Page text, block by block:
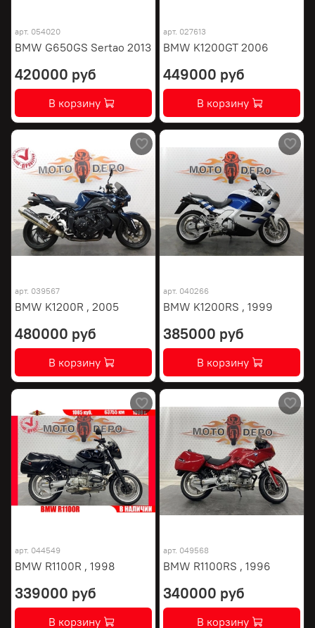
арт. 054020
BMW G650GS Sertao 2013
420000 руб
В корзину
арт. 027613
BMW K1200GT 2006
449000 руб
В корзину
арт. 039567
BMW K1200R , 2005
480000 руб
В корзину
арт. 040266
BMW K1200RS , 1999
385000 руб
В корзину
арт. 044549
BMW R1100R , 1998
339000 руб
В корзину
арт. 049568
BMW R1100RS , 1996
340000 руб
В корзину